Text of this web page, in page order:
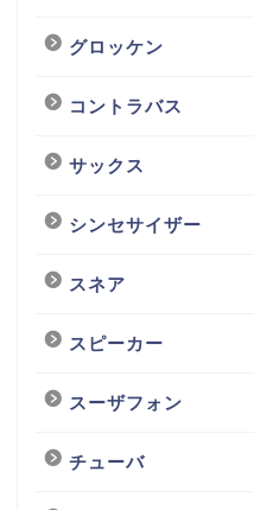
グロッケン
コントラバス
サックス
シンセサイザー
スネア
スピーカー
スーザフォン
チューバ